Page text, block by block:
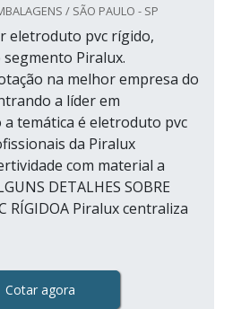
/ SÃO PAULO - SP
eletroduto pvc rígido,
Piralux.
na melhor empresa do
a líder em
a temática é eletroduto pvc
da Piralux
com material a
DETALHES SOBRE
RÍGIDOA Piralux centraliza
Cotar agora